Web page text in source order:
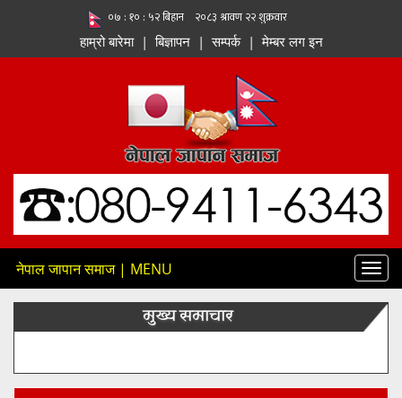
हाम्रो बारेमा | बिज्ञापन | सम्पर्क | मेम्बर लग इन
नेपाल जापान समाज | MENU
मुख्य समाचार
लैंगिक असमानतालाई प्रोत्साहन गर्ने सरकारी नीति नभएको बताए